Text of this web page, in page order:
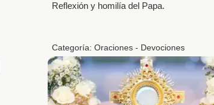
Reflexión y homilía del Papa.
Categoría: Oraciones - Devociones